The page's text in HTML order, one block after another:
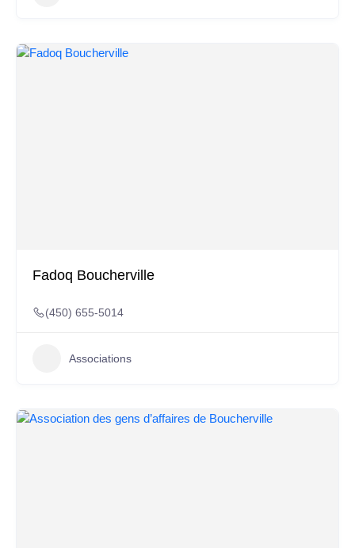
Fadoq Boucherville
(450) 655-5014
Associations